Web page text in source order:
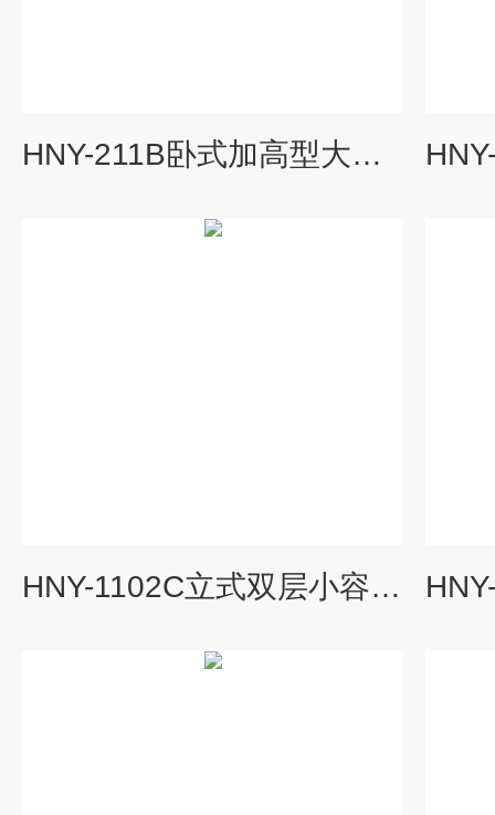
HNY-211B卧式加高型大容量全温度恒温培养摇床厂家
HNY-1102C立式双层小容量全温度恒温培养摇床厂家